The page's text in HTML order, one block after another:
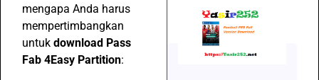
mengapa Anda harus
mempertimbangkan
untuk download Pass
Fab 4Easy Partition: